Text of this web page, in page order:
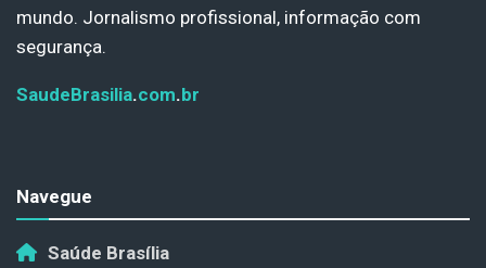
mundo. Jornalismo profissional, informação com
segurança.
SaudeBrasilia.com.br
Navegue
Saúde Brasília